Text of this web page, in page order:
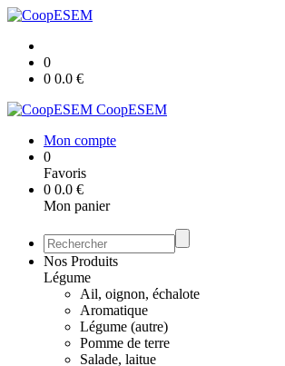
0
0 0.0 €
CoopESEM
Mon compte
0
Favoris
0 0.0 €
Mon panier
Nos Produits
Légume
Ail, oignon, échalote
Aromatique
Légume (autre)
Pomme de terre
Salade, laitue